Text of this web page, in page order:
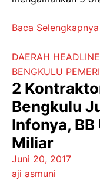
Baca Selengkapnya
DAERAH HEADLINE
BENGKULU
2
Bengkulu
Infonya, BB
Miliar
Juni 20, 2017
aji asmuni